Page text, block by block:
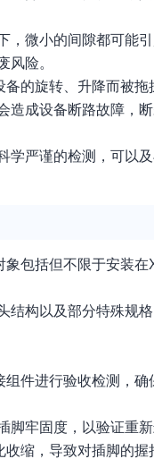
微小的间隙都可能
风险。
的旋转、升降而被
成设备断路故障，
严谨的检测，可以
包括但不限于安装
构以及部分特殊规
件进行验收检测，
牢固度，以验证重新
缩，导致对插脚的